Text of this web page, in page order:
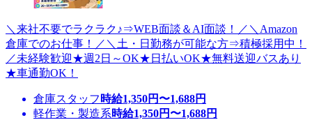
＼来社不要でラクラク♪⇒WEB面談＆AI面談！／＼Amazon
倉庫でのお仕事！／＼土・日勤務が可能な方⇒積極採用中！
／未経験歓迎★週2日～OK★日払いOK★無料送迎バスあり
★車通勤OK！
倉庫スタッフ 時給1,350円〜1,688円
軽作業・製造系時給1,350円〜1,688円